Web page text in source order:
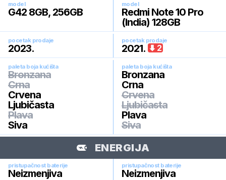
model
G42 8GB, 256GB
model
Redmi Note 10 Pro
(India) 128GB
pocetak prodaje
2023.
pocetak prodaje
2021. 2
paleta boja kućišta
Bronzana
Crna
Crvena
Ljubičasta
Plava
Siva
paleta boja kućišta
Bronzana
Crna
Crvena
Ljubičasta
Plava
Siva
ENERGIJA
pristupačnost baterije
Neizmenjiva
pristupačnost baterije
Neizmenjiva